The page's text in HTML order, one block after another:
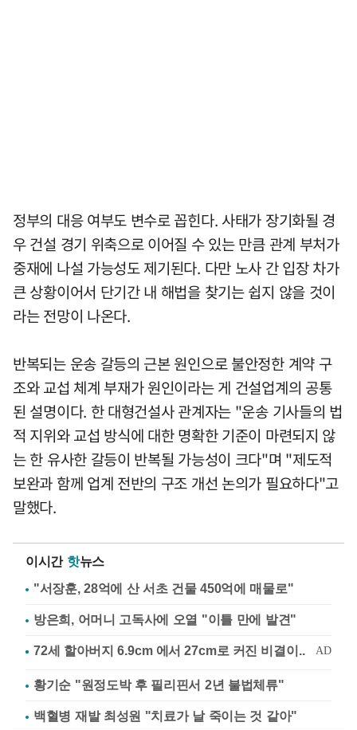
정부의 대응 여부도 변수로 꼽힌다. 사태가 장기화될 경
우 건설 경기 위축으로 이어질 수 있는 만큼 관계 부처가
중재에 나설 가능성도 제기된다. 다만 노사 간 입장 차가
큰 상황이어서 단기간 내 해법을 찾기는 쉽지 않을 것이
라는 전망이 나온다.
반복되는 운송 갈등의 근본 원인으로 불안정한 계약 구
조와 교섭 체계 부재가 원인이라는 게 건설업계의 공통
된 설명이다. 한 대형건설사 관계자는 "운송 기사들의 법
적 지위와 교섭 방식에 대한 명확한 기준이 마련되지 않
는 한 유사한 갈등이 반복될 가능성이 크다"며 "제도적
보완과 함께 업계 전반의 구조 개선 논의가 필요하다"고
말했다.
이시간 핫뉴스
"서장훈, 28억에 산 서초 건물 450억에 매물로"
방은희, 어머니 고독사에 오열 "이틀 만에 발견"
황기순 "원정도박 후 필리핀서 2년 불법체류"
백혈병 재발 최성원 "치료가 날 죽이는 것 같아"